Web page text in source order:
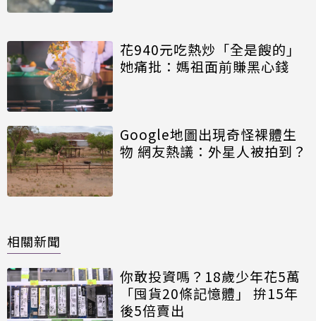
花940元吃熱炒「全是餿的」
她痛批：媽祖面前賺黑心錢
Google地圖出現奇怪裸體生
物 網友熱議：外星人被拍到？
相關新聞
你敢投資嗎？18歲少年花5萬
「囤貨20條記憶體」 拚15年
後5倍賣出